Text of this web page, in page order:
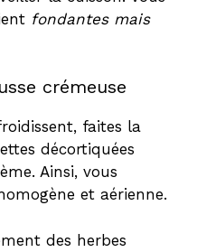
fondantes mais
crémeuse
faites la
décortiquées
Ainsi, vous
et aérienne.
des herbes